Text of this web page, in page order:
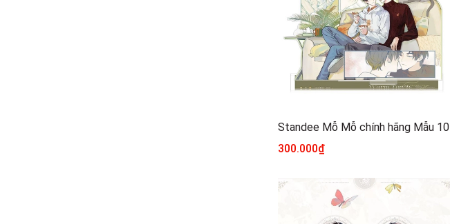
Standee Mỗ Mỗ chính hãng Mẫu 10
300.000₫